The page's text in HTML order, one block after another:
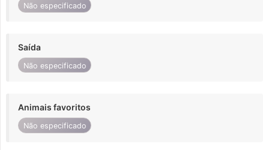
Não especificado
Saída
Não especificado
Animais favoritos
Não especificado